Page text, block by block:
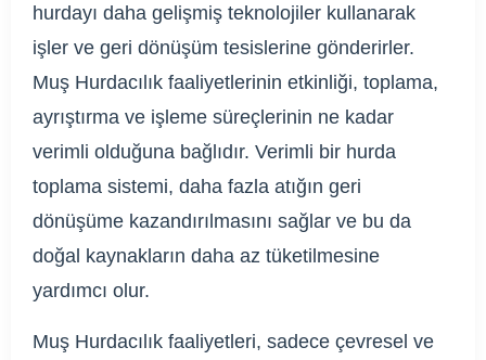
hurdayı daha gelişmiş teknolojiler kullanarak
işler ve geri dönüşüm tesislerine gönderirler.
Muş Hurdacılık faaliyetlerinin etkinliği, toplama,
ayrıştırma ve işleme süreçlerinin ne kadar
verimli olduğuna bağlıdır. Verimli bir hurda
toplama sistemi, daha fazla atığın geri
dönüşüme kazandırılmasını sağlar ve bu da
doğal kaynakların daha az tüketilmesine
yardımcı olur.
Muş Hurdacılık faaliyetleri, sadece çevresel ve